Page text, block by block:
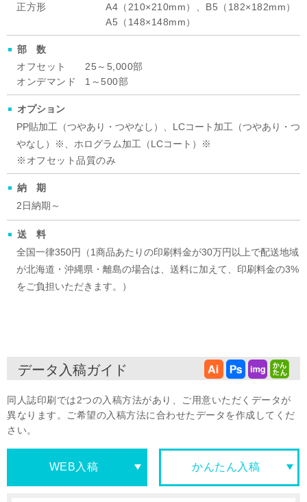
正方形
A4（210×210mm）、B5（182×182mm）
A5（148×148mm）
部数
オフセット
25～5,000部
オンデマンド
1～500部
オプション
PP貼加工（つやあり・つやなし）、LCコート加工（つやあり・つ
やなし）※、ホログラム加工（LCコート）※
オフセット品質のみ
納期
2日納期～
送料
全国一律350円（1商品あたりの印刷料金が30万円以上で配送地域
が北海道・沖縄県・離島の場合は、送料に加えて、印刷料金の3%
をご負担いただきます。）
データ入稿ガイド
同人誌印刷では2つの入稿方法があり、ご用意いただくデータが
異なります。ご希望の入稿方法に合わせたデータを作成してくだ
さい。
WEB入稿 かんたん入稿